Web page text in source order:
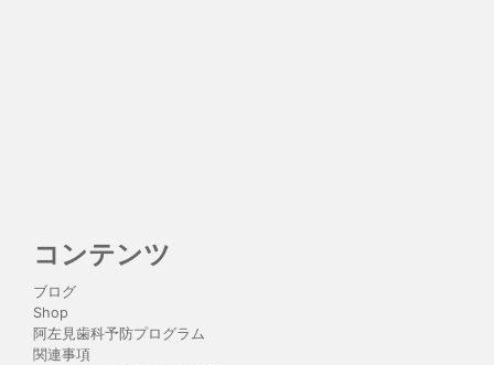
コンテンツ
ブログ
Shop
阿左見歯科予防プログラム
関連事項